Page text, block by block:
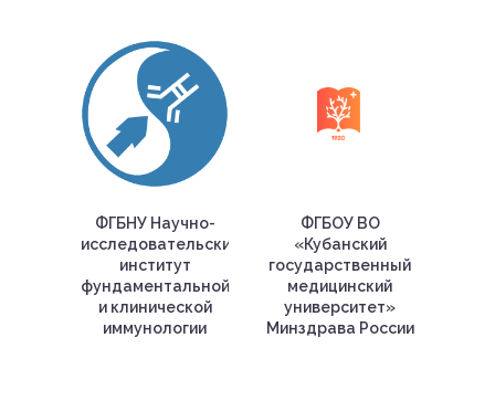
ФГБНУ Научно-
исследовательский
институт
фундаментальной
и клинической
иммунологии
ФГБОУ ВО
«Кубанский
государственный
медицинский
университет»
Минздрава России